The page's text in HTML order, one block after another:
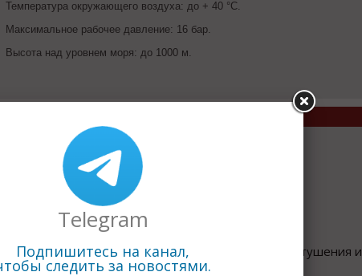
Температура окружающего воздуха: до + 40 °C.
Максимальное рабочее давление: 16 бар.
Высота над уровнем моря: до 1000 м.
ул.Краснопутиловская 46, к.2, лит. А
Водоподготовка
оборудования, насосных станций пожаротушения и
Telegram
Подпишитесь на канал,
следить за новостями.